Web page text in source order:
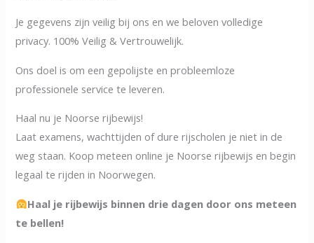
Je gegevens zijn veilig bij ons en we beloven volledige
privacy. 100% Veilig & Vertrouwelijk.
Ons doel is om een gepolijste en probleemloze
professionele service te leveren.
Haal nu je Noorse rijbewijs!
Laat examens, wachttijden of dure rijscholen je niet in de
weg staan. Koop meteen online je Noorse rijbewijs en begin
legaal te rijden in Noorwegen.
Haal je rijbewijs binnen drie dagen door ons meteen
te bellen!